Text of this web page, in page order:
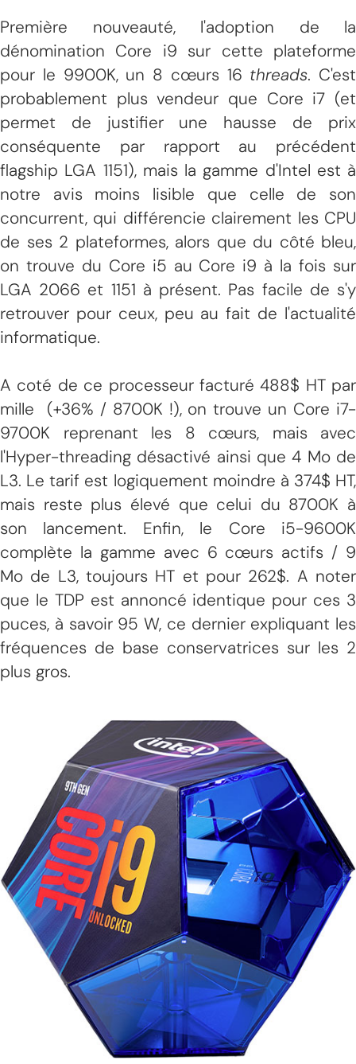
Première nouveauté, l'adoption de la
dénomination Core i9 sur cette plateforme
pour le 9900K, un 8 cœurs 16 threads. C'est
probablement plus vendeur que Core i7 (et
permet de justifier une hausse de prix
conséquente par rapport au précédent
flagship LGA 1151), mais la gamme d'Intel est à
notre avis moins lisible que celle de son
concurrent, qui différencie clairement les CPU
de ses 2 plateformes, alors que du côté bleu,
on trouve du Core i5 au Core i9 à la fois sur
LGA 2066 et 1151 à présent. Pas facile de s'y
retrouver pour ceux, peu au fait de l'actualité
informatique.
A coté de ce processeur facturé 488$ HT par
mille (+36% / 8700K !), on trouve un Core i7-
9700K reprenant les 8 cœurs, mais avec
l'Hyper-threading désactivé ainsi que 4 Mo de
L3. Le tarif est logiquement moindre à 374$ HT,
mais reste plus élevé que celui du 8700K à
son lancement. Enfin, le Core i5-9600K
complète la gamme avec 6 cœurs actifs / 9
Mo de L3, toujours HT et pour 262$. A noter
que le TDP est annoncé identique pour ces 3
puces, à savoir 95 W, ce dernier expliquant les
fréquences de base conservatrices sur les 2
plus gros.